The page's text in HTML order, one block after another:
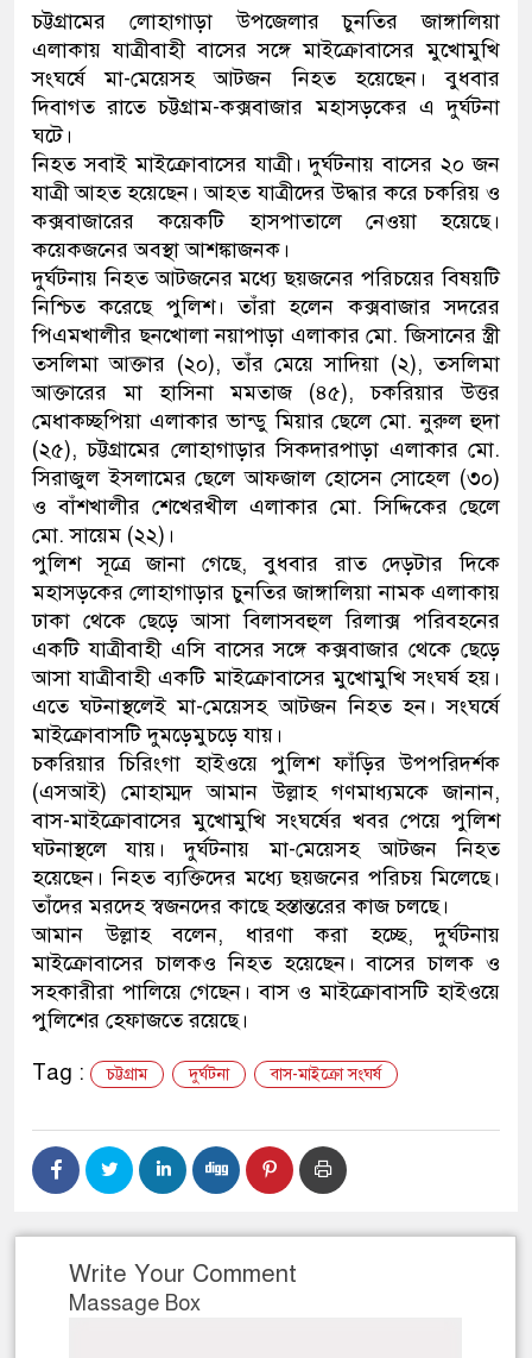
নেতৃত্ব ও গণতন্ত্রের মূর্তমান
যে ভাবে ডেভিড ইমনের কাছে
‘আজহার খান’
অবৈধ বিদেশি পিস্তল,
জড়িত কিশোর গ্যাংয়ের চার শিশু
ডাকাতির প্রস্তুতিকালে
থানা পুলিশ
চট্টগ্রামের লোহাগাড়া উপজেলার চুনতির জাঙ্গালিয়া
এলাকায় যাত্রীবাহী বাসের সঙ্গে মাইক্রোবাসের মুখোমুখি
সংঘর্ষে মা-মেয়েসহ আটজন নিহত হয়েছেন। বুধবার
দিবাগত রাতে চট্টগ্রাম-কক্সবাজার মহাসড়কের এ দুর্ঘটনা
ঘটে।
নিহত সবাই মাইক্রোবাসের যাত্রী। দুর্ঘটনায় বাসের ২০ জন
যাত্রী আহত হয়েছেন। আহত যাত্রীদের উদ্ধার করে চকরিয় ও
কক্সবাজারের কয়েকটি হাসপাতালে নেওয়া হয়েছে।
কয়েকজনের অবস্থা আশঙ্কাজনক।
দুর্ঘটনায় নিহত আটজনের মধ্যে ছয়জনের পরিচয়ের বিষয়টি
নিশ্চিত করেছে পুলিশ। তাঁরা হলেন কক্সবাজার সদরের
পিএমখালীর ছনখোলা নয়াপাড়া এলাকার মো. জিসানের স্ত্রী
তসলিমা আক্তার (২০), তাঁর মেয়ে সাদিয়া (২), তসলিমা
আক্তারের মা হাসিনা মমতাজ (৪৫), চকরিয়ার উত্তর
মেধাকচ্ছপিয়া এলাকার ভান্ডু মিয়ার ছেলে মো. নুরুল হুদা
(২৫), চট্টগ্রামের লোহাগাড়ার সিকদারপাড়া এলাকার মো.
সিরাজুল ইসলামের ছেলে আফজাল হোসেন সোহেল (৩০)
ও বাঁশখালীর শেখেরখীল এলাকার মো. সিদ্দিকের ছেলে
মো. সায়েম (২২)।
পুলিশ সূত্রে জানা গেছে, বুধবার রাত দেড়টার দিকে
মহাসড়কের লোহাগাড়ার চুনতির জাঙ্গালিয়া নামক এলাকায়
ঢাকা থেকে ছেড়ে আসা বিলাসবহুল রিলাক্স পরিবহনের
একটি যাত্রীবাহী এসি বাসের সঙ্গে কক্সবাজার থেকে ছেড়ে
আসা যাত্রীবাহী একটি মাইক্রোবাসের মুখোমুখি সংঘর্ষ হয়।
এতে ঘটনাস্থলেই মা-মেয়েসহ আটজন নিহত হন। সংঘর্ষে
মাইক্রোবাসটি দুমড়েমুচড়ে যায়।
চকরিয়ার চিরিংগা হাইওয়ে পুলিশ ফাঁড়ির উপপরিদর্শক
(এসআই) মোহাম্মদ আমান উল্লাহ গণমাধ্যমকে জানান,
বাস-মাইক্রোবাসের মুখোমুখি সংঘর্ষের খবর পেয়ে পুলিশ
ঘটনাস্থলে যায়। দুর্ঘটনায় মা-মেয়েসহ আটজন নিহত
হয়েছেন। নিহত ব্যক্তিদের মধ্যে ছয়জনের পরিচয় মিলেছে।
তাঁদের মরদেহ স্বজনদের কাছে হস্তান্তরের কাজ চলছে।
আমান উল্লাহ বলেন, ধারণা করা হচ্ছে, দুর্ঘটনায়
মাইক্রোবাসের চালকও নিহত হয়েছেন। বাসের চালক ও
সহকারীরা পালিয়ে গেছেন। বাস ও মাইক্রোবাসটি হাইওয়ে
পুলিশের হেফাজতে রয়েছে।
Tag :
চট্টগ্রাম দুর্ঘটনা বাস-মাইক্রো সংঘর্ষ
Write Your Comment
Massage Box